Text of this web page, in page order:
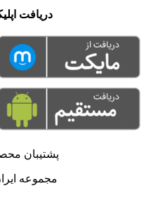
دریافت
پشتیبان
مجموعه